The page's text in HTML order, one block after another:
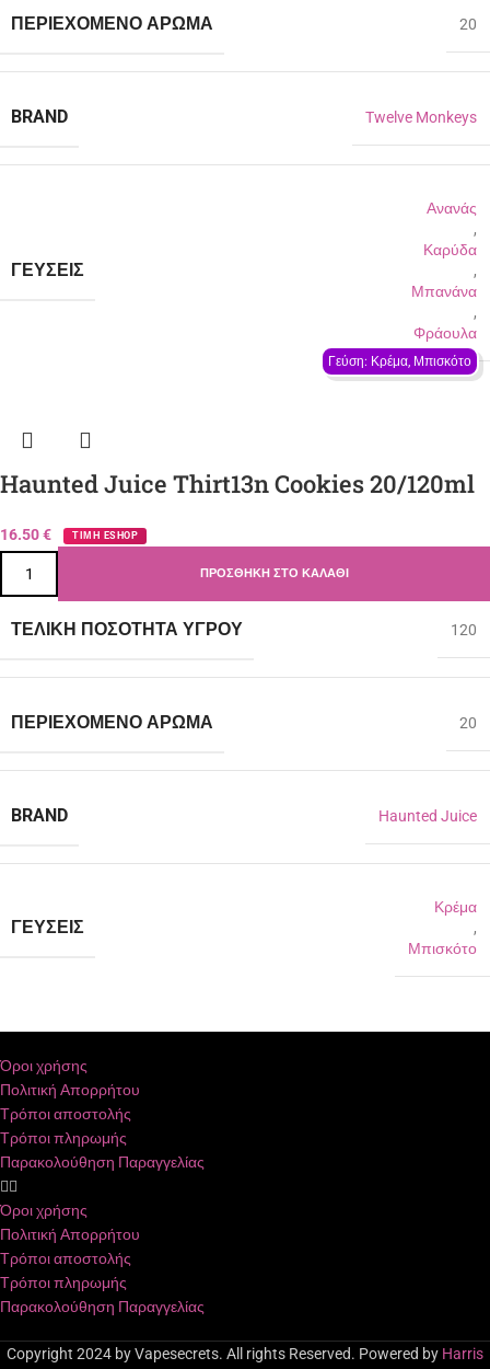
ΠΕΡΙΈΧΟΜΕΝΟ ΆΡΩΜΑ 20
BRAND Twelve Monkeys
ΓΕΎΣΕΙΣ
Ανανάς
,
Καρύδα
,
Μπανάνα
,
Φράουλα
Γεύση: Κρέμα, Μπισκότο
Haunted Juice Thirt13n Cookies 20/120ml
16.50€ ΤΙΜΗ ESHOP
ΠΡΟΣΘΉΚΗ ΣΤΟ ΚΑΛΆΘΙ
ΤΕΛΙΚΉ ΠΟΣΌΤΗΤΑ ΥΓΡΟΎ 120
ΠΕΡΙΈΧΟΜΕΝΟ ΆΡΩΜΑ 20
BRAND Haunted Juice
ΓΕΎΣΕΙΣ
Κρέμα
,
Μπισκότο
Όροι χρήσης
Πολιτική Απορρήτου
Τρόποι αποστολής
Τρόποι πληρωμής
Παρακολούθηση Παραγγελίας
Όροι χρήσης
Πολιτική Απορρήτου
Τρόποι αποστολής
Τρόποι πληρωμής
Παρακολούθηση Παραγγελίας
Copyright 2024 by Vapesecrets. All rights Reserved. Powered by Harris